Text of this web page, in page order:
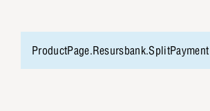
ProductPage.Resursbank.SplitPayment